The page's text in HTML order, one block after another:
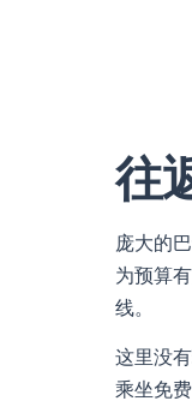
往
庞大的
为预算
线。
这里没
乘坐免